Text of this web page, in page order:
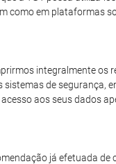
como em plataformas
integralmente os
sistemas de segurança,
aos seus dados
já efetuada